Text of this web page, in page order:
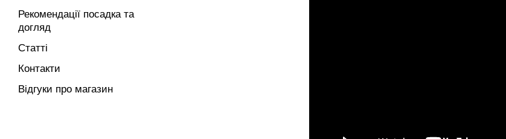
Рекомендації посадка та
догляд
Статті
Контакти
Відгуки про магазин